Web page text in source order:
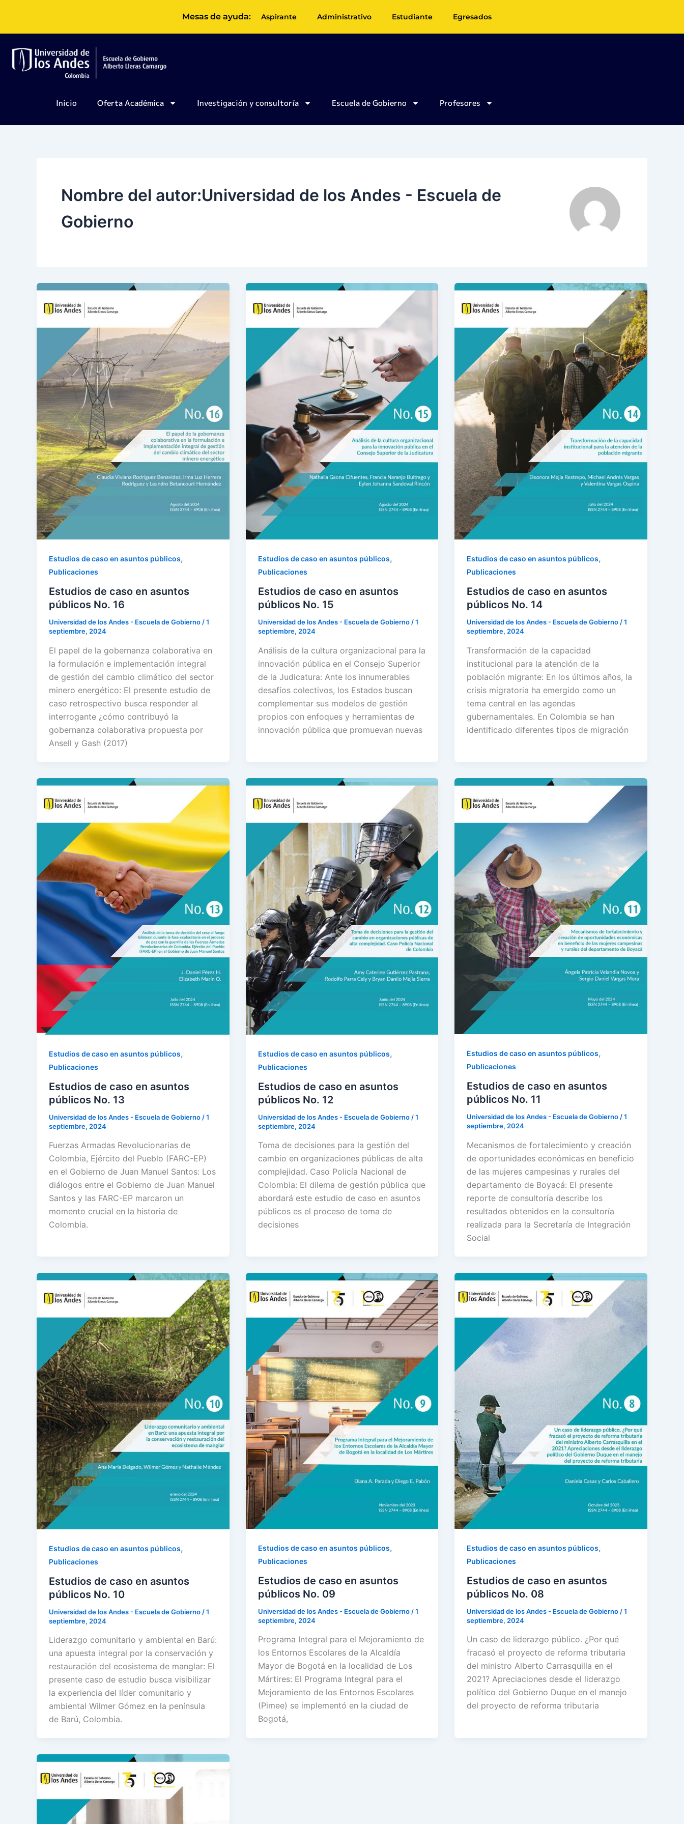
contenido
Mesas de ayuda: Aspirante Administrativo Estudiante Egresados
Inicio Oferta Académica Investigación y consultoría Escuela de Gobierno Profesores
Nombre del autor:Universidad de los Andes - Escuela de
Gobierno
Estudios de caso en asuntos públicos,
Publicaciones
Estudios de caso en asuntos
públicos No. 16
Universidad de los Andes - Escuela de Gobierno /1
septiembre, 2024
El papel de la gobernanza colaborativa en
la formulación e implementación integral
de gestión del cambio climático del sector
minero energético: El presente estudio de
caso retrospectivo busca responder al
interrogante ¿cómo contribuyó la
gobernanza colaborativa propuesta por
Ansell y Gash (2017)
Estudios de caso en asuntos públicos,
Publicaciones
Estudios de caso en asuntos
públicos No. 15
Universidad de los Andes - Escuela de Gobierno /1
septiembre, 2024
Análisis de la cultura organizacional para la
innovación pública en el Consejo Superior
de la Judicatura: Ante los innumerables
desafíos colectivos, los Estados buscan
complementar sus modelos de gestión
propios con enfoques y herramientas de
innovación pública que promuevan nuevas
Estudios de caso en asuntos públicos,
Publicaciones
Estudios de caso en asuntos
públicos No. 14
Universidad de los Andes - Escuela de Gobierno /1
septiembre, 2024
Transformación de la capacidad
institucional para la atención de la
población migrante: En los últimos años, la
crisis migratoria ha emergido como un
tema central en las agendas
gubernamentales. En Colombia se han
identificado diferentes tipos de migración
Estudios de caso en asuntos públicos,
Publicaciones
Estudios de caso en asuntos
públicos No. 13
Universidad de los Andes - Escuela de Gobierno /1
septiembre, 2024
Fuerzas Armadas Revolucionarias de
Colombia, Ejército del Pueblo (FARC-EP)
en el Gobierno de Juan Manuel Santos: Los
diálogos entre el Gobierno de Juan Manuel
Santos y las FARC-EP marcaron un
momento crucial en la historia de
Colombia.
Estudios de caso en asuntos públicos,
Publicaciones
Estudios de caso en asuntos
públicos No. 12
Universidad de los Andes - Escuela de Gobierno /1
septiembre, 2024
Toma de decisiones para la gestión del
cambio en organizaciones públicas de alta
complejidad. Caso Policía Nacional de
Colombia: El dilema de gestión pública que
abordará este estudio de caso en asuntos
públicos es el proceso de toma de
decisiones
Estudios de caso en asuntos públicos,
Publicaciones
Estudios de caso en asuntos
públicos No. 11
Universidad de los Andes - Escuela de Gobierno /1
septiembre, 2024
Mecanismos de fortalecimiento y creación
de oportunidades económicas en beneficio
de las mujeres campesinas y rurales del
departamento de Boyacá: El presente
reporte de consultoría describe los
resultados obtenidos en la consultoría
realizada para la Secretaría de Integración
Social
Estudios de caso en asuntos públicos,
Publicaciones
Estudios de caso en asuntos
públicos No. 10
Universidad de los Andes - Escuela de Gobierno /1
septiembre, 2024
Liderazgo comunitario y ambiental en Barú:
una apuesta integral por la conservación y
restauración del ecosistema de manglar: El
presente caso de estudio busca visibilizar
la experiencia del líder comunitario y
ambiental Wilmer Gómez en la península
de Barú, Colombia.
Estudios de caso en asuntos públicos,
Publicaciones
Estudios de caso en asuntos
públicos No. 09
Universidad de los Andes - Escuela de Gobierno /1
septiembre, 2024
Programa Integral para el Mejoramiento de
los Entornos Escolares de la Alcaldía
Mayor de Bogotá en la localidad de Los
Mártires: El Programa Integral para el
Mejoramiento de los Entornos Escolares
(Pimee) se implementó en la ciudad de
Bogotá,
Estudios de caso en asuntos públicos,
Publicaciones
Estudios de caso en asuntos
públicos No. 08
Universidad de los Andes - Escuela de Gobierno /1
septiembre, 2024
Un caso de liderazgo público. ¿Por qué
fracasó el proyecto de reforma tributaria
del ministro Alberto Carrasquilla en el
2021? Apreciaciones desde el liderazgo
político del Gobierno Duque en el manejo
del proyecto de reforma tributaria